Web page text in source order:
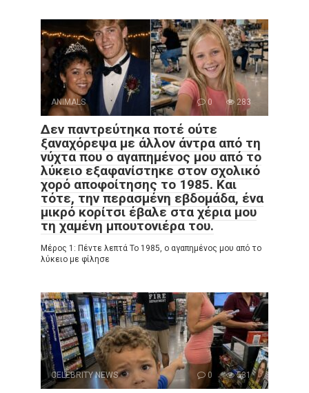
ANIMALS 0 283
Δεν παντρεύτηκα ποτέ ούτε
ξαναχόρεψα με άλλον άντρα από τη
νύχτα που ο αγαπημένος μου από το
λύκειο εξαφανίστηκε στον σχολικό
χορό αποφοίτησης το 1985. Και
τότε, την περασμένη εβδομάδα, ένα
μικρό κορίτσι έβαλε στα χέρια μου
τη χαμένη μπουτονιέρα του.
Μέρος 1: Πέντε λεπτά Το 1985, ο αγαπημένος μου από το
λύκειο με φίλησε
CELEBRITY NEWS 0 531